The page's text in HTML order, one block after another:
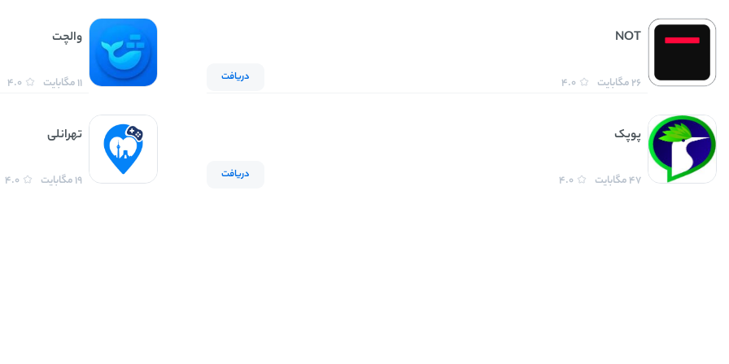
NOT
26 مگابایت 4.0 دریافت
والچت
11 مگابایت 4.0
پوپک
47 مگابایت 4.0 دریافت
تهرانلی
19 مگابایت 4.0